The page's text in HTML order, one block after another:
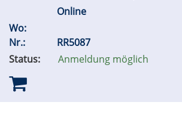
Online
Wo:
Nr.:
RR5087
Status:
Anmeldung möglich